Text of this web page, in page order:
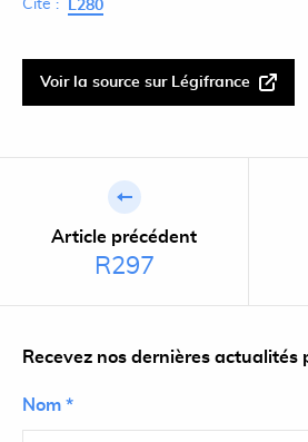
Cite : L280
Voir la source sur Légifrance
Article précédent
R297
Recevez nos dernières actualités
Nom *